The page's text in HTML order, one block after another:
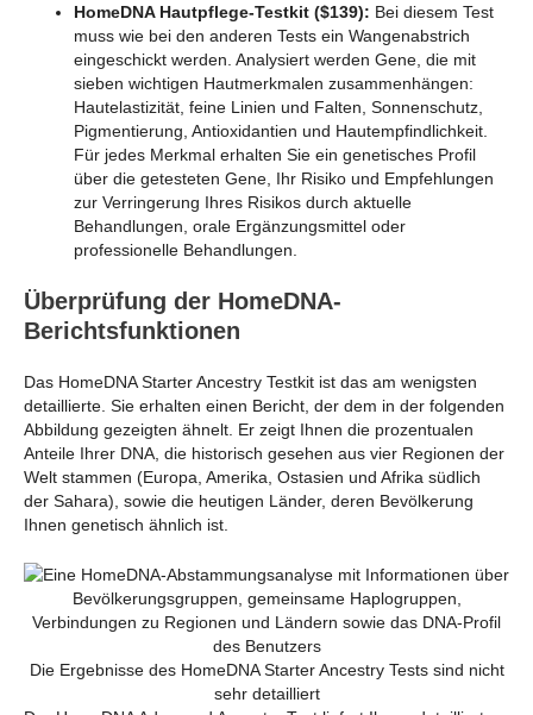
HomeDNA Hautpflege-Testkit ($139): Bei diesem Test
muss wie bei den anderen Tests ein Wangenabstrich
eingeschickt werden. Analysiert werden Gene, die mit
sieben wichtigen Hautmerkmalen zusammenhängen:
Hautelastizität, feine Linien und Falten, Sonnenschutz,
Pigmentierung, Antioxidantien und Hautempfindlichkeit.
Für jedes Merkmal erhalten Sie ein genetisches Profil
über die getesteten Gene, Ihr Risiko und Empfehlungen
zur Verringerung Ihres Risikos durch aktuelle
Behandlungen, orale Ergänzungsmittel oder
professionelle Behandlungen.
Überprüfung der HomeDNA-
Berichtsfunktionen
Das HomeDNA Starter Ancestry Testkit ist das am wenigsten
detaillierte. Sie erhalten einen Bericht, der dem in der folgenden
Abbildung gezeigten ähnelt. Er zeigt Ihnen die prozentualen
Anteile Ihrer DNA, die historisch gesehen aus vier Regionen der
Welt stammen (Europa, Amerika, Ostasien und Afrika südlich
der Sahara), sowie die heutigen Länder, deren Bevölkerung
Ihnen genetisch ähnlich ist.
Die Ergebnisse des HomeDNA Starter Ancestry Tests sind nicht
sehr detailliert